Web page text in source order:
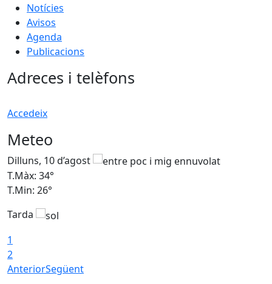
Notícies
Avisos
Agenda
Publicacions
Adreces i telèfons
Accedeix
Meteo
Dilluns, 10 d’agost
T.Màx: 34°
T.Min: 26°
Tarda
1
2
AnteriorSegüent